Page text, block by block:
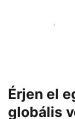
Vágjon bele
Érjen el
globális